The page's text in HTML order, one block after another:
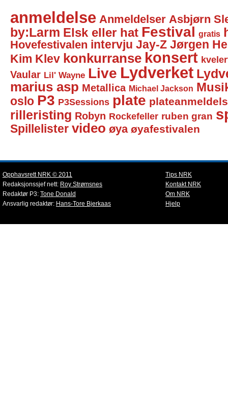
anmeldelse Anmeldelser Asbjørn
by:Larm Elsk eller hat Festival gratis
Hovefestivalen intervju Jay-Z Jørgen
Kim Klev konkurranse konsert
Vaular Lil' Wayne Live Lydverket
marius asp Metallica Michael Jackson
oslo P3 P3Sessions plate
rilleristing Robyn Rockefeller ruben gran
Spillelister video øya øyafestivalen
Opphavsrett NRK © 2011
Redaksjonssjef nett: Roy Strømsnes
Redaktør P3: Tone Donald
Ansvarlig redaktør: Hans-Tore Bjerkaas
Tips NRK
Kontakt NRK
Om NRK
Hjelp